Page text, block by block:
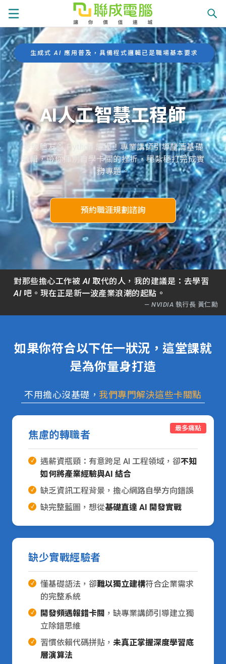
程
總
覽
就
業
徵
才
學
員
展
現
學
員
服
選
關
新
生成式 AI 應用普及，具備程式邏輯已是職場基本要求
AI人工智慧工程師
零經驗友善 Python 課程！專業講師引導釐清基礎
邏輯，帶你揮別自學卡關的挫折，穩紮穩打完成實
務專題。
預約職涯規劃諮詢
對那些擔心工作被 AI 取代的人，我的建議是：去學習
AI 吧。現在正是新一波產業浪潮的起點。
— NVIDIA 執行長 黃仁勳
如果你符合以下任一狀況，這堂課就
是為你量身打造
不用擔心沒基礎，我們專門解決這些卡關點
最多痛點
焦慮的轉職者
遇薪資瓶頸：有意跨足 AI 工程領域，卻不知
如何將產業經驗與AI 結合
缺乏資訊工程背景，擔心網路自學方向錯誤
缺完整藍圖，想從基礎直達 AI 開發實戰
缺少實戰經驗者
懂基礎語法，卻難以獨立建構符合企業需求
的完整系統
開發頻遇報錯卡關 ，缺專業講師引導建立獨
立除錯思維
習慣依賴代碼拼貼， 未真正掌握深度學習底
層演算法